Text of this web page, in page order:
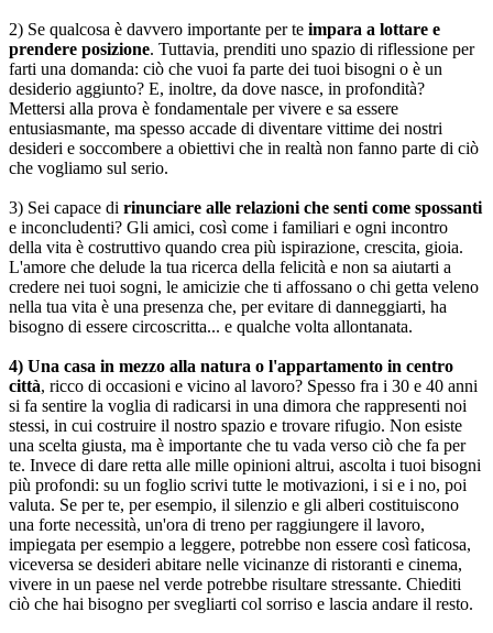
2) Se qualcosa è davvero importante per te impara a lottare e
prendere posizione. Tuttavia, prenditi uno spazio di riflessione per
farti una domanda: ciò che vuoi fa parte dei tuoi bisogni o è un
desiderio aggiunto? E, inoltre, da dove nasce, in profondità?
Mettersi alla prova è fondamentale per vivere e sa essere
entusiasmante, ma spesso accade di diventare vittime dei nostri
desideri e soccombere a obiettivi che in realtà non fanno parte di ciò
che vogliamo sul serio.
3) Sei capace di rinunciare alle relazioni che senti come spossanti
e inconcludenti? Gli amici, così come i familiari e ogni incontro
della vita è costruttivo quando crea più ispirazione, crescita, gioia.
L'amore che delude la tua ricerca della felicità e non sa aiutarti a
credere nei tuoi sogni, le amicizie che ti affossano o chi getta veleno
nella tua vita è una presenza che, per evitare di danneggiarti, ha
bisogno di essere circoscritta... e qualche volta allontanata.
4) Una casa in mezzo alla natura o l'appartamento in centro
città, ricco di occasioni e vicino al lavoro? Spesso fra i 30 e 40 anni
si fa sentire la voglia di radicarsi in una dimora che rappresenti noi
stessi, in cui costruire il nostro spazio e trovare rifugio. Non esiste
una scelta giusta, ma è importante che tu vada verso ciò che fa per
te. Invece di dare retta alle mille opinioni altrui, ascolta i tuoi bisogni
più profondi: su un foglio scrivi tutte le motivazioni, i si e i no, poi
valuta. Se per te, per esempio, il silenzio e gli alberi costituiscono
una forte necessità, un'ora di treno per raggiungere il lavoro,
impiegata per esempio a leggere, potrebbe non essere così faticosa,
viceversa se desideri abitare nelle vicinanze di ristoranti e cinema,
vivere in un paese nel verde potrebbe risultare stressante. Chiediti
ciò che hai bisogno per svegliarti col sorriso e lascia andare il resto.